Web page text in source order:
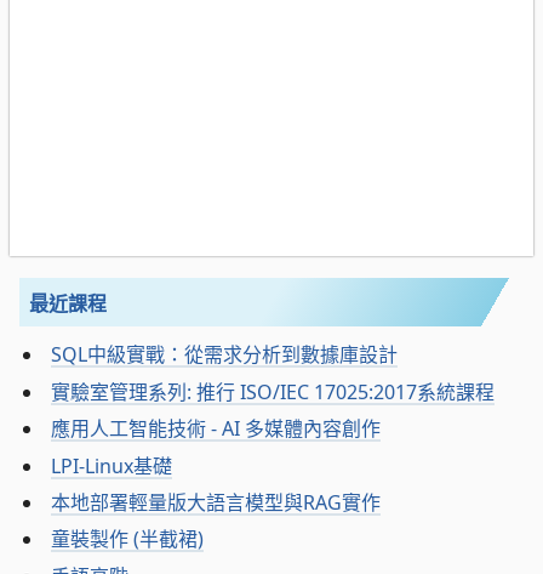
最近課程
SQL中級實戰：從需求分析到數據庫設計
實驗室管理系列: 推行 ISO/IEC 17025:2017系統課程
應用人工智能技術 - AI 多媒體內容創作
LPI-Linux基礎
本地部署輕量版大語言模型與RAG實作
童裝製作 (半截裙)